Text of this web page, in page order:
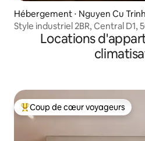
Hébergement ⋅ Nguyen Cu Trinh
Style industriel 2BR, Central D1,
Locations
Coups de cœur voyageurs les
Coup de cœur voyageurs